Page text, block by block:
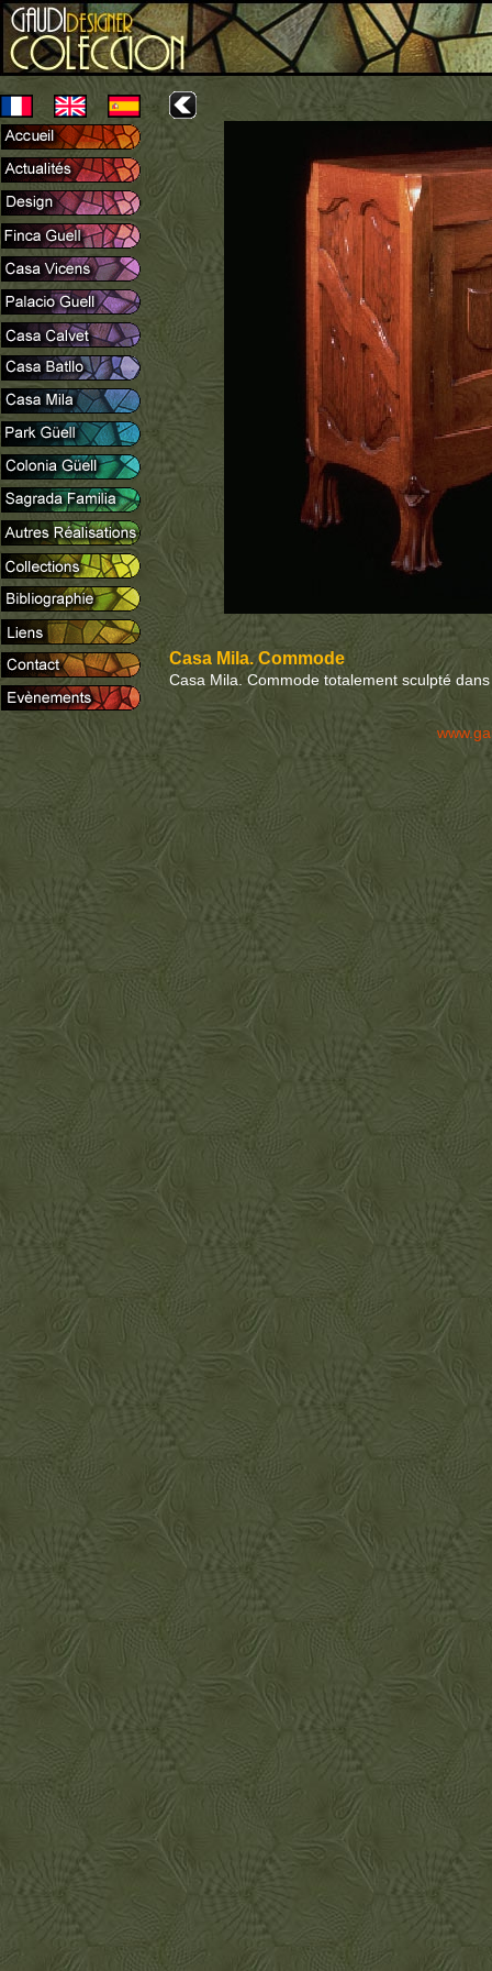
Casa Mila. Commode
Casa Mila. Commode totalement sculpté